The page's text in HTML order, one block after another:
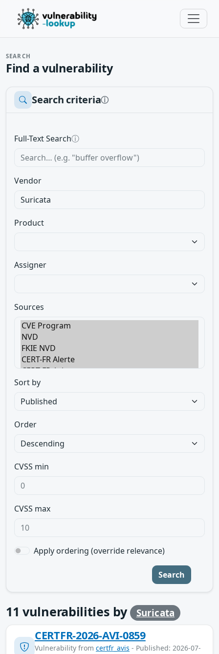
SEARCH
Find a vulnerability
Search criteriaⓘ
Full-Text Searchⓘ
Vendor
Product
Assigner
Sources
Sort by
Order
CVSS min
CVSS max
Apply ordering (override relevance)
Search
11 vulnerabilities by Suricata
CERTFR-2026-AVI-0859
Vulnerability from certfr_avis - Published: 2026-07-